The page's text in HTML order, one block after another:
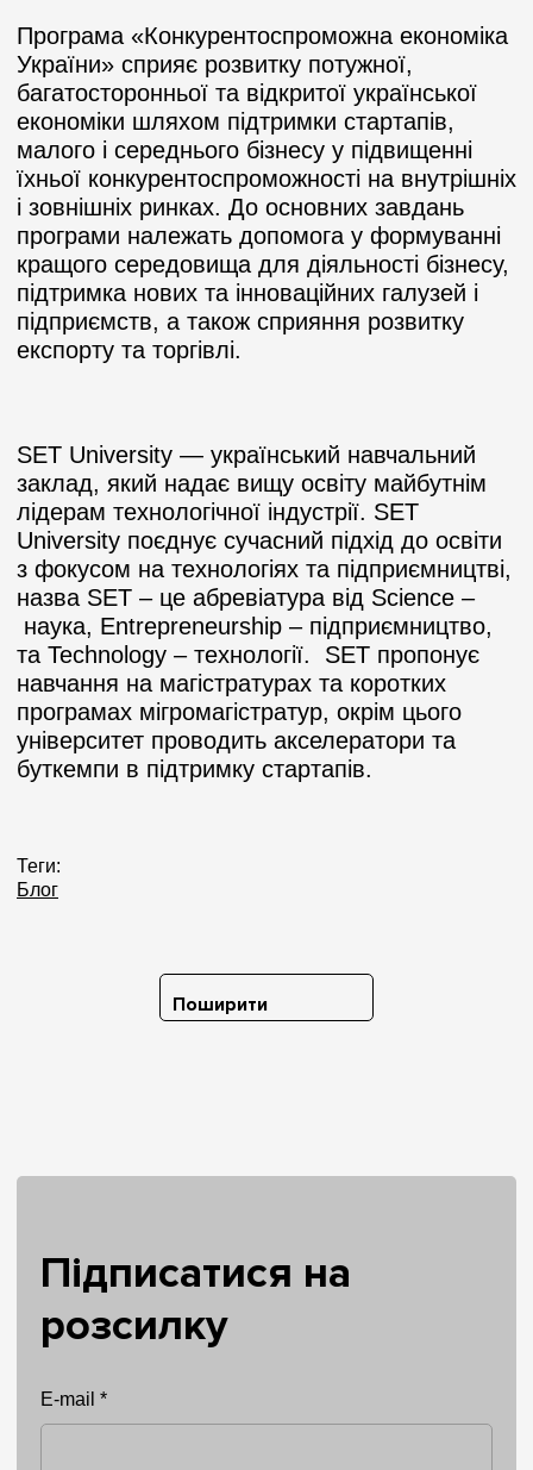
Програма «Конкурентоспроможна економіка
України» сприяє розвитку потужної,
багатосторонньої та відкритої української
економіки шляхом підтримки стартапів,
малого і середнього бізнесу у підвищенні
їхньої конкурентоспроможності на внутрішніх
і зовнішніх ринках. До основних завдань
програми належать допомога у формуванні
кращого середовища для діяльності бізнесу,
підтримка нових та інноваційних галузей і
підприємств, а також сприяння розвитку
експорту та торгівлі.
SET University — український навчальний
заклад, який надає вищу освіту майбутнім
лідерам технологічної індустрії. SET
University поєднує сучасний підхід до освіти
з фокусом на технологіях та підприємництві,
назва SET – це абревіатура від Science –
наука, Entrepreneurship – підприємництво,
та Technology – технології. SET пропонує
навчання на магістратурах та коротких
програмах мігромагістратур, окрім цього
університет проводить акселератори та
буткемпи в підтримку стартапів.
Теги:
Блог
Поширити
Підписатися на
розсилку
E-mail *